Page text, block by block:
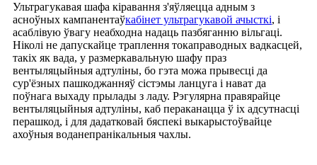
Ультрагукавая шафа кіравання з'яўляецца адным з
асноўных кампанентаўкабінет ультрагукавой ачысткі, і
асаблівую ўвагу неабходна надаць пазбяганню вільгаці.
Ніколі не дапускайце траплення токаправодных вадкасцей,
такіх як вада, у размеркавальную шафу праз
вентыляцыйныя адтуліны, бо гэта можа прывесці да
сур'ёзных пашкоджанняў сістэмы ланцуга і нават да
поўнага выхаду прылады з ладу. Рэгулярна правярайце
вентыляцыйныя адтуліны, каб пераканацца ў іх адсутнасці
перашкод, і для дадатковай бяспекі выкарыстоўвайце
ахоўныя воданепранікальныя чахлы.